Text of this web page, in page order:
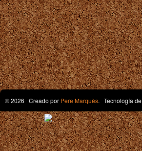
© 2026 Creado por Pere Marquès. Tecnología de